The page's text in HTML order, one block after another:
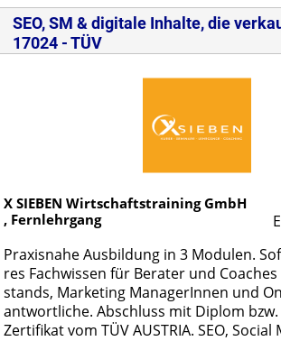
SEO, SM & digitale Inhalte, die
17024 - TÜV
X SIEBEN Wirtschaftstraining GmbH
, Fernlehrgang
Pra­xis­na­he Aus­bil­dung in 3 Mo­du­len.
res Fach­wis­sen für Be­ra­ter und
stands, Mar­ke­ting Ma­na­ge­rIn­nen und
ant­wort­li­che. Ab­schluss mit Di­plom bzw.
Zer­ti­fi­kat vom TÜV AUS­TRIA. SEO, So­ci­al